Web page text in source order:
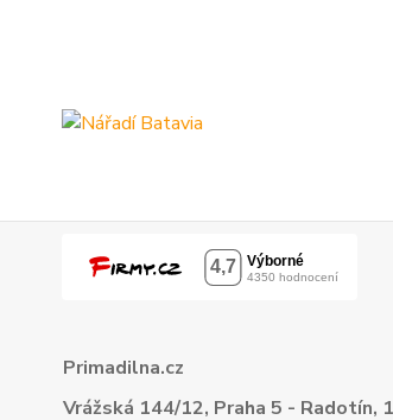
Primadilna.cz
Vrážská 144/12, Praha 5 - Radotín,